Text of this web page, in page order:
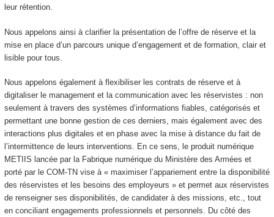
leur rétention.
Nous appelons ainsi à clarifier la présentation de l’offre de réserve et la
mise en place d’un parcours unique d’engagement et de formation, clair et
lisible pour tous.
Nous appelons également à flexibiliser les contrats de réserve et à
digitaliser le management et la communication avec les réservistes : non
seulement à travers des systèmes d’informations fiables, catégorisés et
permettant une bonne gestion de ces derniers, mais également avec des
interactions plus digitales et en phase avec la mise à distance du fait de
l’intermittence de leurs interventions. En ce sens, le produit numérique
METIIS lancée par la Fabrique numérique du Ministère des Armées et
porté par le COM-TN vise à « maximiser l’appariement entre la disponibilité
des réservistes et les besoins des employeurs » et permet aux réservistes
de renseigner ses disponibilités, de candidater à des missions, etc., tout
en conciliant engagements professionnels et personnels. Du côté des